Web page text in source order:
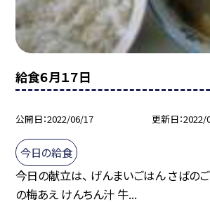
給食６月１７日
公開日 2022/06/17 更新日 2022/
今日の給食
今日の献立は、 げんまいごはん さばの
の梅あえ けんちん汁 牛...